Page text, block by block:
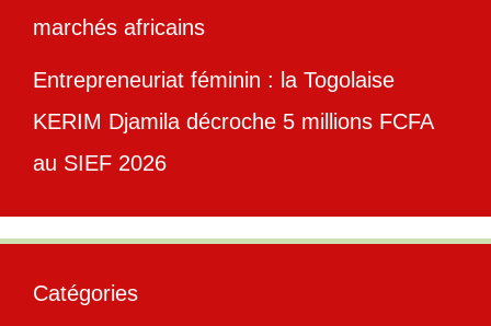
marchés africains
Entrepreneuriat féminin : la Togolaise
KERIM Djamila décroche 5 millions FCFA
au SIEF 2026
Catégories